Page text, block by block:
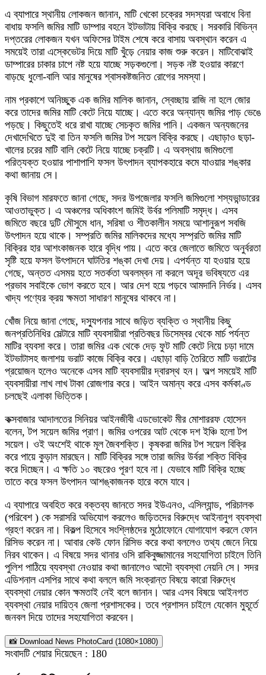
এ ব্যাপারে স্থানীয় লোকজন জানান, মাটি খেকো চক্রের সদস্যরা অবাধে বিনা
বাধায় ফসলি জমির মাটি ডাম্পার বহনে ইটভাটায় বিক্রি করছে। সরকারি বিভিন্ন
দপ্তরের লোকজন যখন অফিসের টাইম শেষে করে বাসায় অবস্থান করেন এ
সময়েই তারা এস্কেভেটর দিয়ে মাটি খুঁড়ে নেয়ার কাজ শুরু করেন। মাটিবোঝাই
ডাম্পারের চাকার চাপে নষ্ট হয়ে যাচ্ছে সড়কগুলো। সড়ক নষ্ট হওয়ার কারণে
বাড়ছে ধুলো-বালি আর মানুষের শ্বাসকষ্টজনিত রোগের সমস্যা।
নাম প্রকাশে অনিচ্ছুক এক জমির মালিক জানান, স্বেচ্ছায় রাজি না হলে জোর
করে তাদের জমির মাটি কেটে নিয়ে যাচ্ছে। এতে করে অন্যান্য জমির পাড় ভেঙে
পড়ছে। কিছুতেই ধরে রাখা যাচ্ছে সেচকৃত জমির পানি। একজন অন্যজনের
দেখাদেখিতে দুই বা তিন ফসলি জমির টপ সয়েল বিক্রি করছে। এছাড়াও ছড়া-
খালের চরের মাটি বালি কেটে নিয়ে যাচ্ছে চক্রটি। এ অবস্থায় জমিগুলো
পরিত্যক্ত হওয়ার পাশাপাশি ফসল উৎপাদন ব্যাপকহারে কমে যাওয়ার শঙ্কার
কথা জানায় সে।
কৃষি বিভাগ মারফতে জানা গেছে, সদর উপজেলার ফসলি জমিগুলো শস্যভান্ডারের
আওতাভুক্ত। এ অঞ্চলের অধিকাংশ জমিই উর্বর পলিমাটি সমৃদ্ধ। এসব
জমিতে বছরে দুটি মৌসুমে ধান, সরিষা ও শীতকালীন সময়ে আশানুরূপ সবজি
উৎপাদন হয়ে থাকে। সম্প্রতি জমির মালিকদের মধ্যে সম্প্রতি জমির মাটি
বিক্রির হার আশংকাজনক হারে বৃদ্ধি পায়। এতে করে জেলাতে জমিতে অনুর্বরতা
সৃষ্টি হয়ে ফসল উৎপাদনে ঘাটতির শঙ্কা দেখা দেয়। এপর্যন্ত যা হওয়ার হয়ে
গেছে, অন্তত এসময় হতে সতর্কতা অবলম্বন না করলে অদূর ভবিষ্যতে এর
প্রভাব সবাইকে ভোগ করতে হবে। আর দেশ হয়ে পড়বে আমদানি নির্ভর। এসব
খাদ্য পণ্যের ক্রয় ক্ষমতা সাধারণ মানুষের থাকবে না।
খোঁজ নিয়ে জানা গেছে, দস্যুপনার সাথে জড়িত ব্যক্তি ও স্থানীয় কিছু
জনপ্রতিনিধির সেল্টারে মাটি ব্যবসায়ীরা প্রতিবছর ডিসেম্বর থেকে মার্চ পর্যন্ত
মাটির ব্যবসা করে। তারা জমির এক থেকে দেড় ফুট মাটি কেটে নিয়ে চড়া দামে
ইটভাটাসহ জলাশয় ভরাট কাজে বিক্রি করে। এছাড়া বাড়ি তৈরিতে মাটি ভরাটের
প্রয়োজন হলেও অনেকে এসব মাটি ব্যবসায়ীর দ্বারস্থ হন। অল্প সময়েই মাটি
ব্যবসায়ীরা লাখ লাখ টাকা রোজগার করে। আইন অমান্য করে এসব কর্মকাণ্ড
চলছেই এলাকা ভিত্তিক।
কক্সবাজার আদালতের সিনিয়র আইনজীবী এডভোকেট মীর মোশাররফ হোসেন
বলেন, টপ সয়েল জমির প্রাণ। জমির ওপরের আট থেকে দশ ইঞ্চি হলো টপ
সয়েল। ওই অংশেই থাকে মূল জৈবশক্তি। কৃষকরা জমির টপ সয়েল বিক্রি
করে পায়ে কুড়াল মারছেন। মাটি বিক্রির সঙ্গে তারা জমির উর্বরা শক্তি বিক্রি
করে দিচ্ছেন। এ ক্ষতি ১০ বছরেও পূরণ হবে না। যেভাবে মাটি বিক্রি হচ্ছে
তাতে করে ফসল উৎপাদন আশঙ্কাজনক হারে কমে যাবে।
এ ব্যাপারে অবহিত করে বক্তব্য জানতে সদর ইউএনও, এসিল্যান্ড, পরিচালক
(পরিবেশ ) কে সরাসরি অভিযোগ করলেও জড়িতদের বিরুদ্ধে আইনানুগ ব্যবস্থা
গ্রহণ করেন না। বিকল্প হিসেবে সংশ্লিষ্ঠদের মুঠোফোনে যোগাযোগ করলে ফোন
রিসিভ করেন না। আবার কেউ ফোন রিসিভ করে কথা বললেও তথ্য জেনে নিয়ে
নিরব থাকেন। এ বিষয়ে সদর থানার ওসি রাকিবুজ্জামানের সহযোগিতা চাইলে তিনি
পুলিশ পাঠিয়ে ব্যবস্থা নেওয়ার কথা জানালেও আদৌ ব্যবস্থা নেয়নি সে। সদর
এডিশনাল এসপির সাথে কথা বললে জমি সংক্রান্ত বিষয়ে কারো বিরুদ্ধে
ব্যবস্থা নেয়ার কোন ক্ষমতাই নেই বলে জানান। আর এসব বিষয়ে আইনগত
ব্যবস্থা নেয়ার দায়িত্ব জেলা প্রশাসকের। তবে প্রশাসন চাইলে যেকোন মুহূর্তে
জনবল দিয়ে তাদের সহযোগিতা করবেন।
📸 Download News PhotoCard (1080×1080)
সংবাদটি শেয়ার দিয়েছেন : 180